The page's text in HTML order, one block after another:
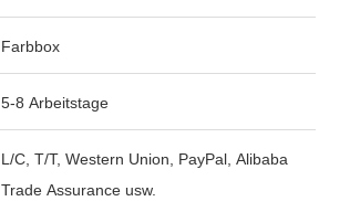
Farbbox
5-8 Arbeitstage
L/C, T/T, Western Union, PayPal, Alibaba
Trade Assurance usw.